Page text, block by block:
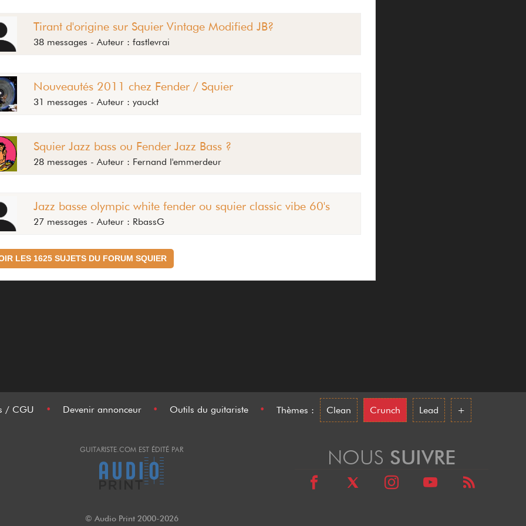
Tirant d'origine sur Squier Vintage Modified JB?
38 messages - Auteur : fastlevrai
Nouveautés 2011 chez Fender / Squier
31 messages - Auteur : yauckt
Squier Jazz bass ou Fender Jazz Bass ?
28 messages - Auteur : Fernand l'emmerdeur
Jazz basse olympic white fender ou squier classic vibe 60's
27 messages - Auteur : RbassG
LES 1625 SUJETS DU FORUM SQUIER
/ CGU • Devenir annonceur • Outils du guitariste • Thèmes : Clean Crunch Lead +
GUITARISTE.COM EST ÉDITÉ PAR NOUS SUIVRE
© Audio Print 2000-2026